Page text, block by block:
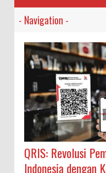
QRIS: Revolusi
Indonesia dengan